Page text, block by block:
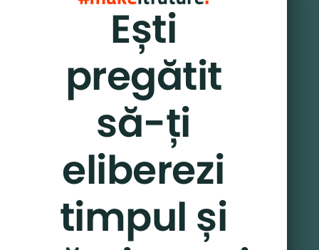
Ești
pregătit
să-ți
eliberezi
timpul și